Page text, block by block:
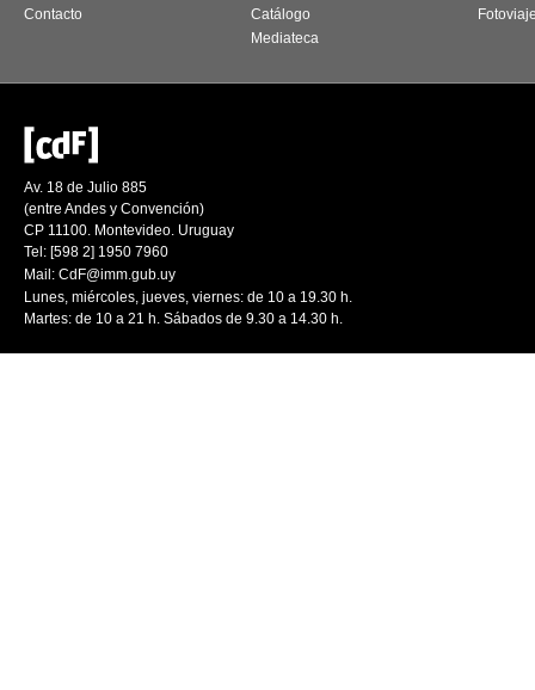
Contacto
Catálogo
Mediateca
Av. 18 de Julio 885
(entre Andes y Convención)
CP 11100. Montevideo. Uruguay
Tel: [598 2] 1950 7960
Mail: CdF@imm.gub.uy
Lunes, miércoles, jueves, viernes: de 10 a 19.30 h.
Martes: de 10 a 21 h. Sábados de 9.30 a 14.30 h.